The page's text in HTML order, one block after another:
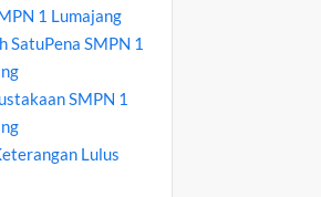
1 Lumajang
SatuPena SMPN 1
SMPN 1
Lulus